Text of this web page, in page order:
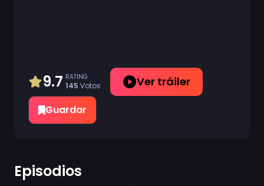
Taiyou debe casarse con Mutsumi y convertirse
en miembro de la familia Yozakura. Arrojado de
cabeza al caos, Taiyou comienza su viaje para
convertirse en un poderoso espía con el fin de
proteger a su esposa y descubrir los oscuros
9.7 RATING
145 Votos Ver tráiler
Guardar
Episodios